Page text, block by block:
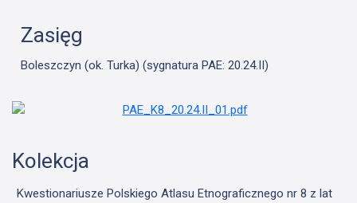
Zasięg
Boleszczyn (ok. Turka) (sygnatura PAE: 20.24.II)
Kolekcja
Kwestionariusze Polskiego Atlasu Etnograficznego nr 8 z lat